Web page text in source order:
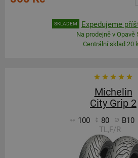
SKLADEM Expedujeme
Na prodejně v Opavě
Centrální sklad 20
Michelin
City Grip 2
100 80 B10
TL,F/R